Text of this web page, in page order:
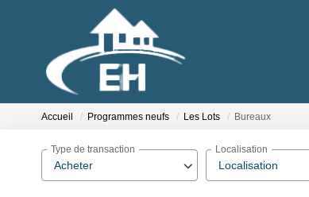
Accueil Programmes neufs Les Lots Bureaux
Acheter
Type de transaction
Localisation
Localisation